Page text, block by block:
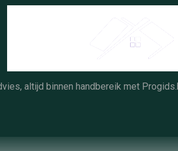
Skip
altijd binnen handbereik met